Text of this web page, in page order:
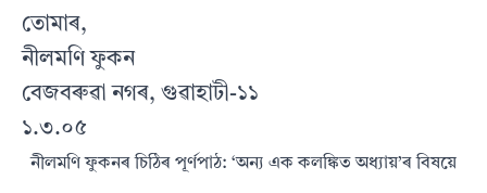
তোমাৰ,
নীলমণি ফুকন
বেজবৰুৱা নগৰ, গুৱাহাটী-১১
১.৩.০৫
নীলমণি ফুকনৰ চিঠিৰ পূৰ্ণপাঠ: ‘অন্য এক কলঙ্কিত অধ্যায়’ৰ বিষয়ে